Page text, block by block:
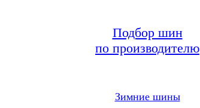
Подбор шин
по производителю
Зимние шины